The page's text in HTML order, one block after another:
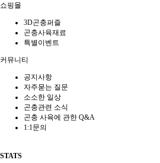
쇼핑몰
3D곤충퍼즐
곤충사육재료
특별이벤트
커뮤니티
공지사항
자주묻는 질문
소소한 일상
곤충관련 소식
곤충 사육에 관한 Q&A
1:1문의
STATS